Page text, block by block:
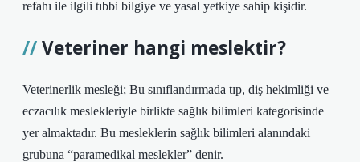
refahı ile ilgili tıbbi bilgiye ve yasal yetkiye sahip kişidir.
Veteriner hangi meslektir?
Veterinerlik mesleği; Bu sınıflandırmada tıp, diş hekimliği ve
eczacılık meslekleriyle birlikte sağlık bilimleri kategorisinde
yer almaktadır. Bu mesleklerin sağlık bilimleri alanındaki
grubuna “paramedikal meslekler” denir.